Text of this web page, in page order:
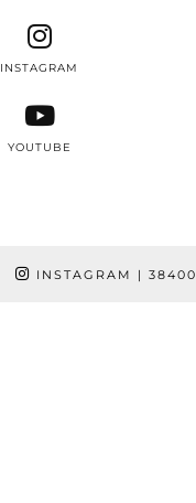
INSTAGRAM
YOUTUBE
INSTAGRAM | 38400